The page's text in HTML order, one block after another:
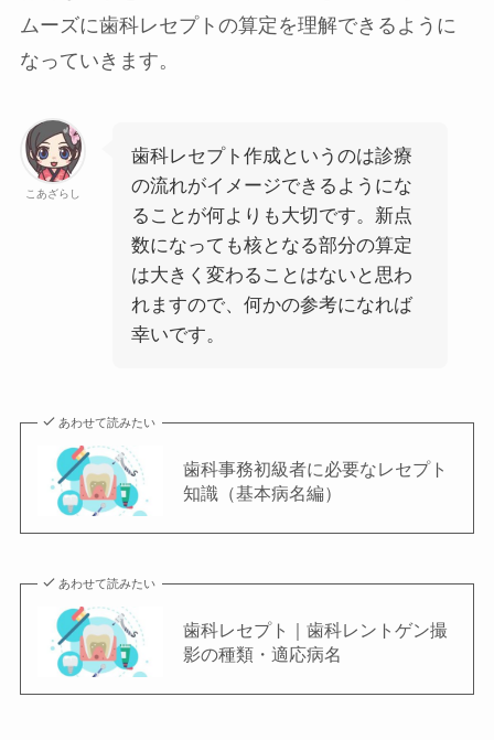
ムーズに歯科レセプトの算定を理解できるように
なっていきます。
こあざらし
歯科レセプト作成というのは診療
の流れがイメージできるようにな
ることが何よりも大切です。新点
数になっても核となる部分の算定
は大きく変わることはないと思わ
れますので、何かの参考になれば
幸いです。
あわせて読みたい
歯科事務初級者に必要なレセプト
知識（基本病名編）
あわせて読みたい
歯科レセプト｜歯科レントゲン撮
影の種類・適応病名